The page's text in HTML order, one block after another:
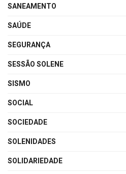
SANEAMENTO
SAÚDE
SEGURANÇA
SESSÃO SOLENE
SISMO
SOCIAL
SOCIEDADE
SOLENIDADES
SOLIDARIEDADE